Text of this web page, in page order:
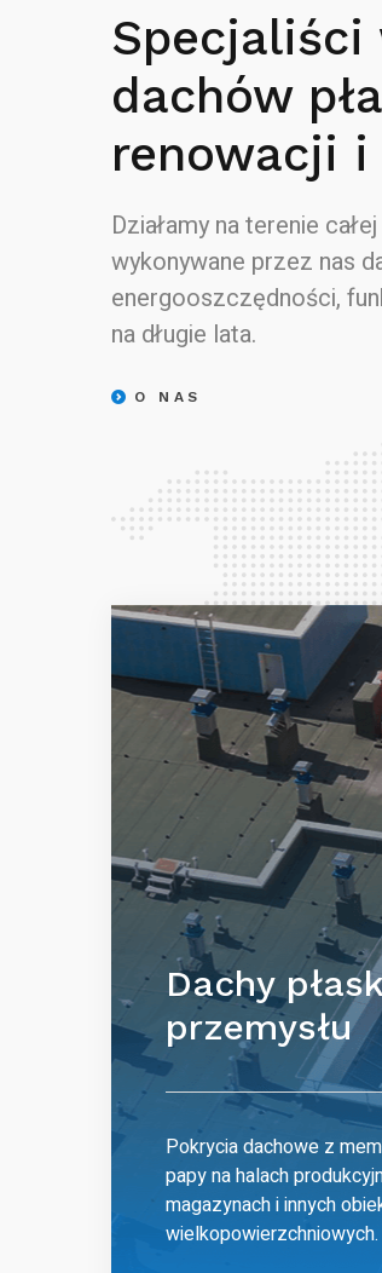
dachów
renowacji
Działamy na terenie
wykonywane przez nas
energooszczędności,
na długie lata.
O NAS
Dachy
przemysłu
Pokrycia dachowe z
papy na halach
magazynach i innych
wielkopowierzchniowych.